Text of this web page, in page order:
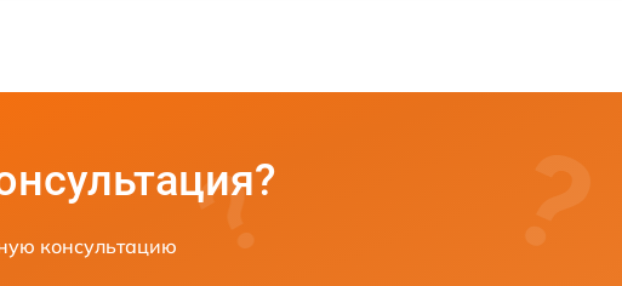
консультацию